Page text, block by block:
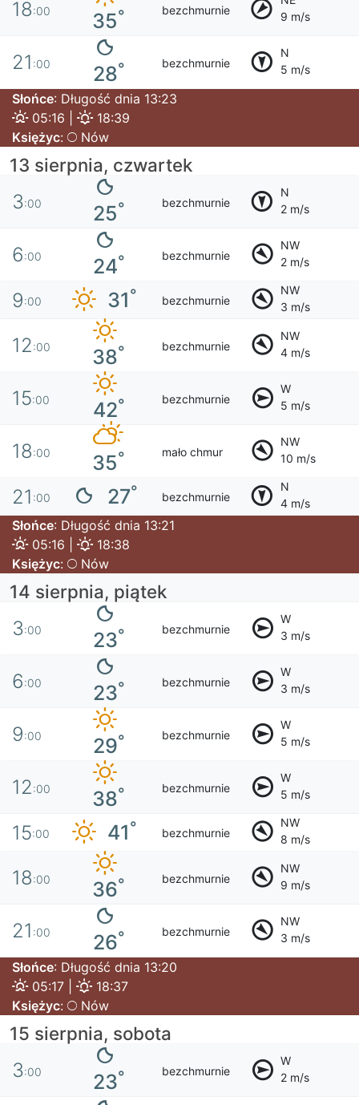
18:00 35° bezchmurnie
9 m/s
21 :00 28° bezchmurnie
N
5 m/s
Słońce: Długość dnia 13:23
05:16 |
18:39
Księżyc: Nów
13 sierpnia, czwartek
3:00 25° bezchmurnie
N
2 m/s
6:00 24° bezchmurnie
NW
2 m/s
9:00 31° bezchmurnie
NW
3 m/s
12:00 38° bezchmurnie
NW
4 m/s
15:00 42° bezchmurnie
W
5 m/s
18:00 35° mało chmur
NW
10 m/s
21 :00 27° bezchmurnie
N
4 m/s
Słońce: Długość dnia 13:21
05:16 |
18:38
Księżyc: Nów
14 sierpnia, piątek
3:00 23° bezchmurnie
W
3 m/s
6:00 23° bezchmurnie
W
3 m/s
9:00 29° bezchmurnie
W
5 m/s
12:00 38° bezchmurnie
W
5 m/s
15:00 41° bezchmurnie
NW
8 m/s
18:00 36° bezchmurnie
NW
9 m/s
21 :00 26° bezchmurnie
NW
3 m/s
Słońce: Długość dnia 13:20
05:17 |
18:37
Księżyc: Nów
15 sierpnia, sobota
3:00 23° bezchmurnie
W
2 m/s